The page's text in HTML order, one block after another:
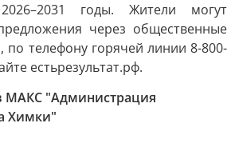
годы. Жители могут
через общественные
телефону горячей линии 8-800-
естьрезультат.рф.
МАКС "Администрация
Химки"